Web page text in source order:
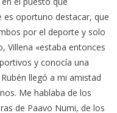
es oportuno destacar, que
por el deporte y solo
Villena «estaba entonces
y conocía una
llegó a mi amistad
Me hablaba de los
de Paavo Numi, de los